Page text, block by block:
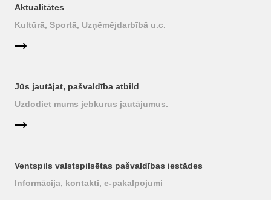
Aktualitātes
Kultūrā, Sportā, Uzņēmējdarbībā u.c.
Jūs jautājat, pašvaldība atbild
Uzdodiet mums jebkurus jautājumus.
Ventspils valstspilsētas pašvaldības iestādes
Informācija, kontakti, e-pakalpojumi